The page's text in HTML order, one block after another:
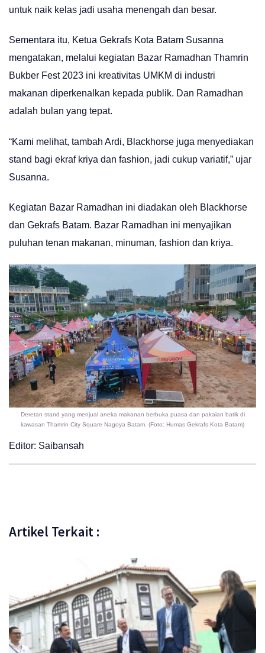
untuk naik kelas jadi usaha menengah dan besar.
Sementara itu, Ketua Gekrafs Kota Batam Susanna
mengatakan, melalui kegiatan Bazar Ramadhan Thamrin
Bukber Fest 2023 ini kreativitas UMKM di industri
makanan diperkenalkan kepada publik. Dan Ramadhan
adalah bulan yang tepat.
“Kami melihat, tambah Ardi, Blackhorse juga menyediakan
stand bagi ekraf kriya dan fashion, jadi cukup variatif,” ujar
Susanna.
Kegiatan Bazar Ramadhan ini diadakan oleh Blackhorse
dan Gekrafs Batam. Bazar Ramadhan ini menyajikan
puluhan tenan makanan, minuman, fashion dan kriya.
Deretan stand yang menjual aneka makanan berbuka puasa dan pakaian batik di
kawasan Thamrin City Square Nagoya Batam. (Foto: Humas Gekrafs Kota Batam)
Editor: Saibansah
Artikel Terkait :